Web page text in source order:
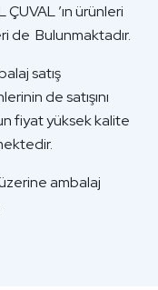
’ın ürünleri
de Bulunmaktadır.
satış
de satışını
fiyat yüksek kalite
ambalaj